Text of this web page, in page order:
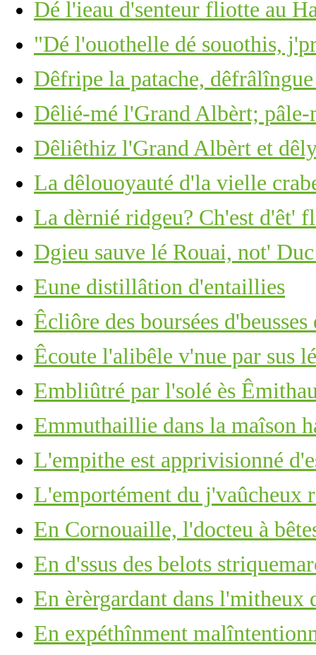
Dé l'ieau d'senteur fliotte au
"Dé l'ouothelle dé souothis,
Dêfripe la patache,
Dêlié-mé l'Grand Albèrt; pâle-
Dêliêthiz l'Grand Albèrt et
La dêlouoyauté d'la vielle
La dèrnié ridgeu? Ch'est d'êt'
Dgieu sauve lé Rouai, not'
Eune distillâtion d'entaillies
Êcliôre des boursées
Êcoute l'alibêle v'nue par sus
Embliûtré par l'solé ès
Emmuthaillie dans la maîson
L'empithe est apprivisionné
L'emportément du j'vaûcheux
En Cornouaille, l'docteu à
En d'ssus des belots
En èrèrgardant dans l'mitheux
En expéthînment